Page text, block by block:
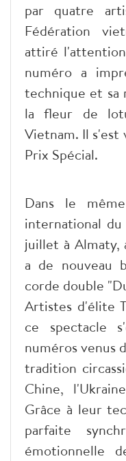
par quatre
Fédération
attiré
numéro a
technique et sa
la fleur de
Vietnam. Il
Prix Spécial.
Dans le
international
juillet à Almaty,
a de nouveau
corde double
Artistes d'élite
ce spectacle
numéros venus
tradition
Chine,
Grâce à leur
parfaite
émotionnelle